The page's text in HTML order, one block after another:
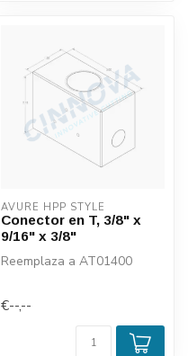
AVURE HPP STYLE
Conector en T, 3/8" x
9/16" x 3/8"
Reemplaza a AT01400
€--,--